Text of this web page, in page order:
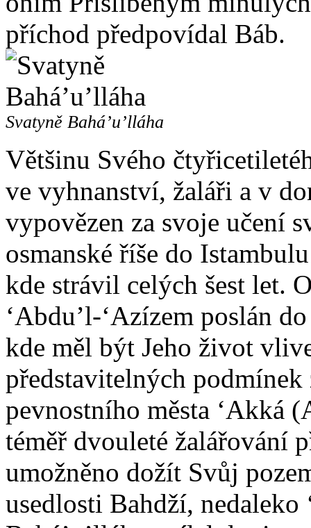
příchod předpovídal Báb.
Svatyně Bahá’u’lláha
Většinu Svého
ve vyhnanství, žaláři a v
vypovězen za svoje učení
osmanské říše do
kde strávil celých šest let.
‘Abdu’l-‘Azízem poslán
kde měl být Jeho život
představitelných
pevnostního města ‘Akká
téměř dvouleté žalářování
umožněno dožít Svůj
usedlosti Bahdží,